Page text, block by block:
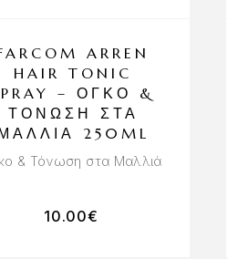
ARREN
HAIR TONIC
– ΌΓΚΟ &
ΤΌΝΩΣΗ ΣΤΑ
250ML
& Τόνωση στα Μαλλιά
10.00€